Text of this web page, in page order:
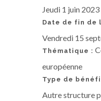
Jeudi 1 juin 2023
Date de fin de
Vendredi 15
Thématique :
européenne
Type de
Autre structure